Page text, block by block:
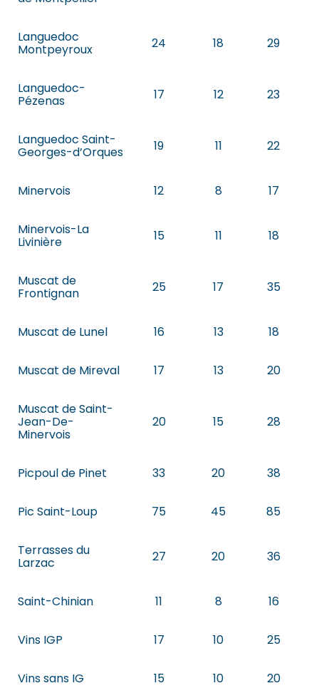
Languedoc
Montpeyroux 24 18 29
Languedoc-
Pézenas 17 12 23
Languedoc Saint-
Georges-d’Orques 19 11 22
Minervois 12 8 17
Minervois-La
Livinière 15 11 18
Muscat de
Frontignan 25 17 35
Muscat de Lunel 16 13 18
Muscat de Mireval 17 13 20
Muscat de Saint-
Jean-De-
Minervois
20 15 28
Picpoul de Pinet 33 20 38
Pic Saint-Loup 75 45 85
Terrasses du
Larzac 27 20 36
Saint-Chinian 11 8 16
Vins IGP 17 10 25
Vins sans IG 15 10 20